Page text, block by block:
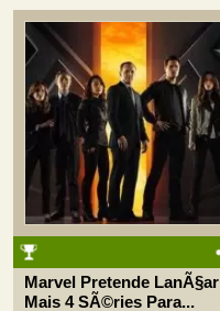
Marvel Pretende LanÃ§ar
Mais 4 SÃ©ries Para...